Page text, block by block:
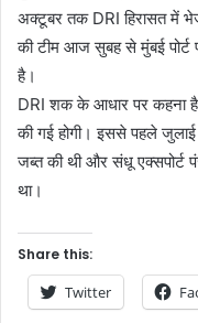
अक्टूबर तक DRI हिरासत में भेज
की टीम आज सुबह से मुंबई
है।
DRI शक के आधार पर कहना है
की गई होगी। इससे पहले
जब्त की थी और संधू एक्सपोर्ट
था।
Share this:
Twitter